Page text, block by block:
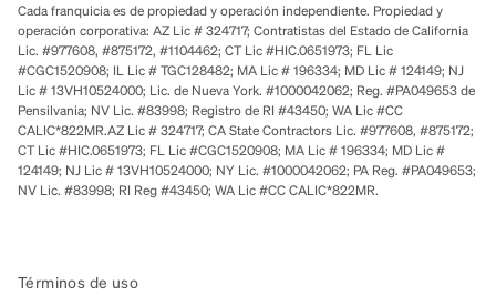
Cada franquicia es de propiedad y operación independiente. Propiedad y
operación corporativa: AZ Lic # 324717; Contratistas del Estado de California
Lic. #977608, #875172, #1104462; CT Lic #HIC.0651973; FL Lic
#CGC1520908; IL Lic # TGC128482; MA Lic # 196334; MD Lic # 124149; NJ
Lic # 13VH10524000; Lic. de Nueva York. #1000042062; Reg. #PA049653 de
Pensilvania; NV Lic. #83998; Registro de RI #43450; WA Lic #CC
CALIC*822MR.AZ Lic # 324717; CA State Contractors Lic. #977608, #875172;
CT Lic #HIC.0651973; FL Lic #CGC1520908; MA Lic # 196334; MD Lic #
124149; NJ Lic # 13VH10524000; NY Lic. #1000042062; PA Reg. #PA049653;
NV Lic. #83998; RI Reg #43450; WA Lic #CC CALIC*822MR.
Términos de uso